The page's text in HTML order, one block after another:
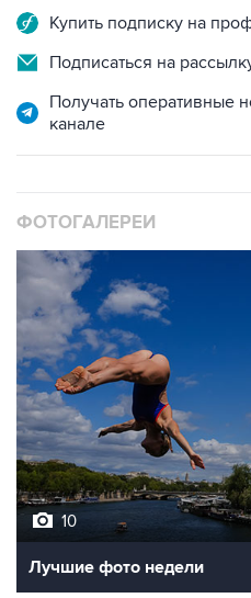
Купить подписку на
Подписаться на
Получать оперативные
канале
ФОТОГАЛЕРЕИ
10
Лучшие фото недели